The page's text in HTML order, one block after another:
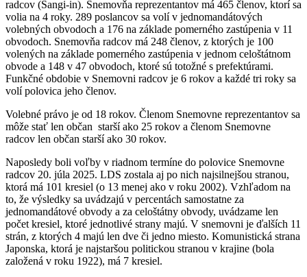
radcov (Sangi-in). Snemovňa reprezentantov má 465 členov, ktorí sa
volia na 4 roky. 289 poslancov sa volí v jednomandátových
volebných obvodoch a 176 na základe pomerného zastúpenia v 11
obvodoch. Snemovňa radcov má 248 členov, z ktorých je 100
volených na základe pomerného zastúpenia v jednom celoštátnom
obvode a 148 v 47 obvodoch, ktoré sú totožné s prefektúrami.
Funkčné obdobie v Snemovni radcov je 6 rokov a každé tri roky sa
volí polovica jeho členov.
Volebné právo je od 18 rokov. Členom Snemovne reprezentantov sa
môže stať len občan starší ako 25 rokov a členom Snemovne
radcov len občan starší ako 30 rokov.
Naposledy boli voľby v riadnom termíne do polovice Snemovne
radcov 20. júla 2025. LDS zostala aj po nich najsilnejšou stranou,
ktorá má 101 kresiel (o 13 menej ako v roku 2002). Vzhľadom na
to, že výsledky sa uvádzajú v percentách samostatne za
jednomandátové obvody a za celoštátny obvody, uvádzame len
počet kresiel, ktoré jednotlivé strany majú. V snemovni je ďalších 11
strán, z ktorých 4 majú len dve či jedno miesto. Komunistická strana
Japonska, ktorá je najstaršou politickou stranou v krajine (bola
založená v roku 1922), má 7 kresiel.